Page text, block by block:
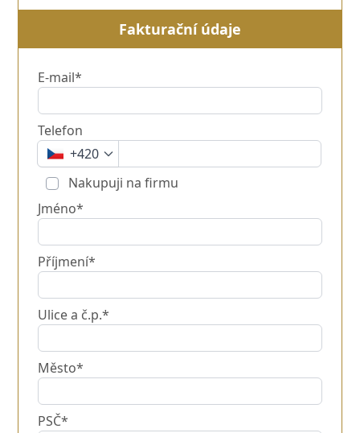
Fakturační údaje
E-mail*
Telefon
+420
Nakupuji na firmu
Jméno*
Příjmení*
Ulice a č.p.*
Město*
PSČ*